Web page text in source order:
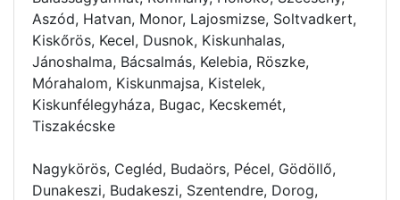
Aszód, Hatvan, Monor, Lajosmizse, Soltvadkert,
Kiskőrös, Kecel, Dusnok, Kiskunhalas,
Jánoshalma, Bácsalmás, Kelebia, Röszke,
Mórahalom, Kiskunmajsa, Kistelek,
Kiskunfélegyháza, Bugac, Kecskemét,
Tiszakécske
Nagykörös, Cegléd, Budaörs, Pécel, Gödöllő,
Dunakeszi, Budakeszi, Szentendre, Dorog,